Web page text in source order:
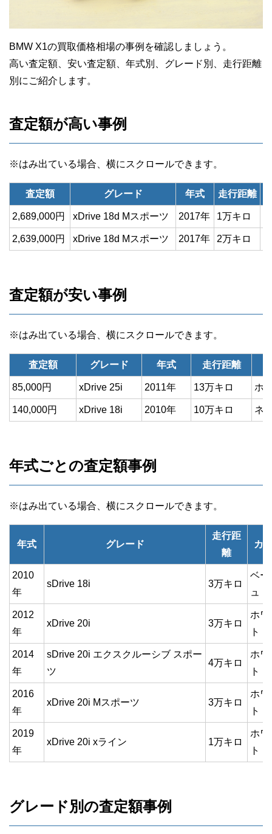
BMW X1の買取価格相場の事例を確認しましょう。
高い査定額、安い査定額、年式別、グレード別、走行距離
別にご紹介します。
査定額が高い事例
査定額 グレード 年式 走行距離
2,689,000円 xDrive 18d Mスポーツ 2017年 1万キロ
2,639,000円 xDrive 18d Mスポーツ 2017年 2万キロ
査定額が安い事例
査定額 グレード 年式 走行距離
85,000円 xDrive 25i 2011年 13万キロ ホ
140,000円 xDrive 18i 2010年 10万キロ ネ
年式ごとの査定額事例
年式 グレード
走行距
離
カ
2010
年
sDrive 18i 3万キロ
ベー
ュ
2012
年
xDrive 20i 3万キロ
ホワ
ト
2014
年
sDrive 20i エクスクルーシブ スポー
ツ
4万キロ
ホワ
ト
2016
年
xDrive 20i Mスポーツ 3万キロ
ホワ
ト
2019
年
xDrive 20i xライン 1万キロ
ホワ
ト
グレード別の査定額事例